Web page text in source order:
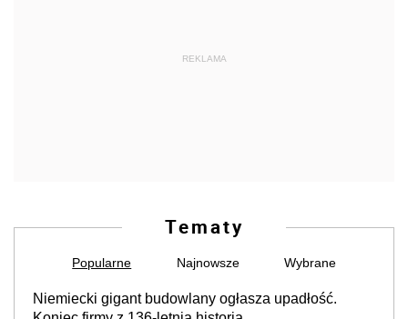
REKLAMA
Tematy
Popularne Najnowsze Wybrane
Niemiecki gigant budowlany ogłasza upadłość.